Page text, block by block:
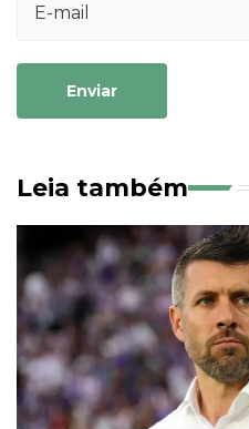
Enviar
Leia também